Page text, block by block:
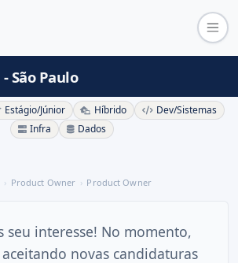
São Paulo
Estágio/Júnior Híbrido
Dev/Sistemas
Infra
Dados
Product Owner Product Owner
seu interesse! No momento,
novas candidaturas